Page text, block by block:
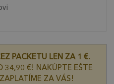
PACKETU LEN ZA 1 €.
34,90 €! NAKÚPTE EŠTE
ZA VÁS!